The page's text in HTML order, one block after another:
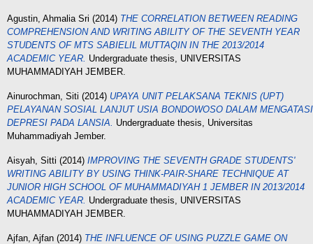
Agustin, Ahmalia Sri (2014) THE CORRELATION BETWEEN READING
COMPREHENSION AND WRITING ABILITY OF THE SEVENTH YEAR
STUDENTS OF MTS SABIELIL MUTTAQIN IN THЕ 2013/2014
ACADEMIC YEAR. Undergraduate thesis, UNIVERSITAS
MUHAMMADIYAH JEMBER.
Ainurochman, Siti (2014) UPAYA UNIT PELAKSANA TEKNIS (UPT)
PELAYANAN SOSIAL LANJUT USIA BONDOWOSO DALAM MENGATASI
DEPRESI PADA LANSIA. Undergraduate thesis, Universitas
Muhammadiyah Jember.
Aisyah, Sitti (2014) IMPROVING THE SEVENTH GRADE STUDENTS'
WRITING ABILITY BY USING THINK-PAIR-SHARE TECHNIQUE AT
JUNIOR HIGH SCHOOL OF MUHAMMADIYAH 1 JEMBER IN 2013/2014
ACADEMIC YEAR. Undergraduate thesis, UNIVERSITAS
MUHAMMADIYAH JEMBER.
Ajfan, Ajfan (2014) THE INFLUENCE OF USING PUZZLE GAME ON